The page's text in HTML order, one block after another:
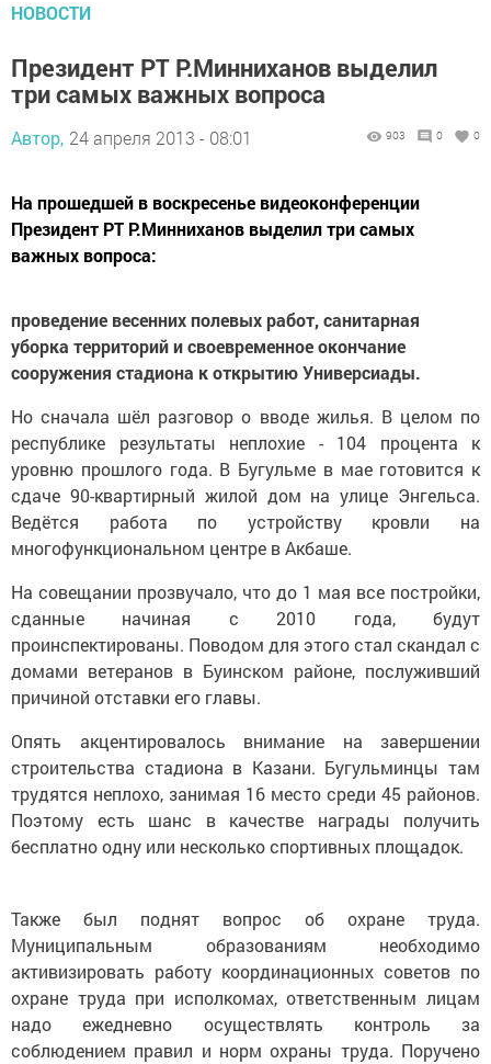
НОВОСТИ
Президент РТ Р.Минниханов выделил
три самых важных вопроса
Автор, 24 апреля 2013 - 08:01 903 0 0
На прошедшей в воскресенье видеоконференции
Президент РТ Р.Минниханов выделил три самых
важных вопроса:
проведение весенних полевых работ, санитарная
уборка территорий и своевременное окончание
сооружения стадиона к открытию Универсиады.
Но сначала шёл разговор о вводе жилья. В целом по
республике результаты неплохие - 104 процента к
уровню прошлого года. В Бугульме в мае готовится к
сдаче 90-квартирный жилой дом на улице Энгельса.
Ведётся работа по устройству кровли на
многофункциональном центре в Акбаше.
На совещании прозвучало, что до 1 мая все постройки,
сданные начиная с 2010 года, будут
проинспектированы. Поводом для этого стал скандал с
домами ветеранов в Буинском районе, послуживший
причиной отставки его главы.
Опять акцентировалось внимание на завершении
строительства стадиона в Казани. Бугульминцы там
трудятся неплохо, занимая 16 место среди 45 районов.
Поэтому есть шанс в качестве награды получить
бесплатно одну или несколько спортивных площадок.
Также был поднят вопрос об охране труда.
Муниципальным образованиям необходимо
активизировать работу координационных советов по
охране труда при исполкомах, ответственным лицам
надо ежедневно осуществлять контроль за
соблюдением правил и норм охраны труда. Поручено